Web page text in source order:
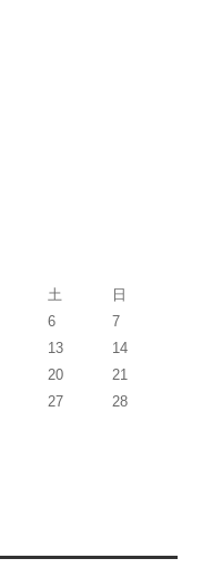
土
日
6
7
13
14
20
21
27
28